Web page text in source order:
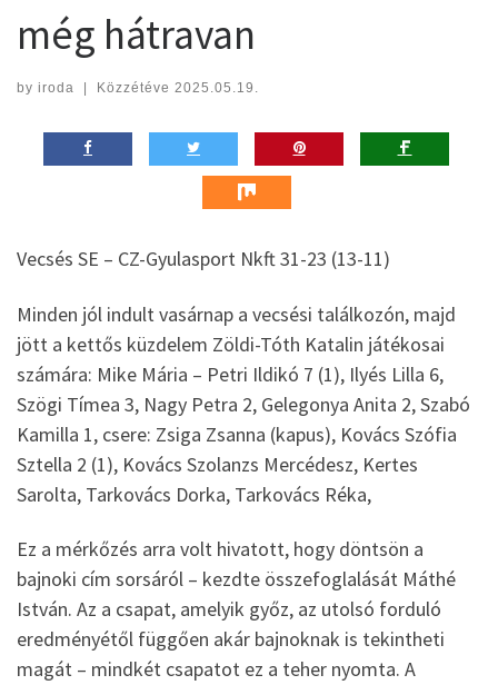
még hátravan
by iroda | Közzétéve 2025.05.19.
Vecsés SE – CZ-Gyulasport Nkft 31-23 (13-11)
Minden jól indult vasárnap a vecsési találkozón, majd
jött a kettős küzdelem Zöldi-Tóth Katalin játékosai
számára: Mike Mária – Petri Ildikó 7 (1), Ilyés Lilla 6,
Szögi Tímea 3, Nagy Petra 2, Gelegonya Anita 2, Szabó
Kamilla 1, csere: Zsiga Zsanna (kapus), Kovács Szófia
Sztella 2 (1), Kovács Szolanzs Mercédesz, Kertes
Sarolta, Tarkovács Dorka, Tarkovács Réka,
Ez a mérkőzés arra volt hivatott, hogy döntsön a
bajnoki cím sorsáról – kezdte összefoglalását Máthé
István. Az a csapat, amelyik győz, az utolsó forduló
eredményétől függően akár bajnoknak is tekintheti
magát – mindkét csapatot ez a teher nyomta. A